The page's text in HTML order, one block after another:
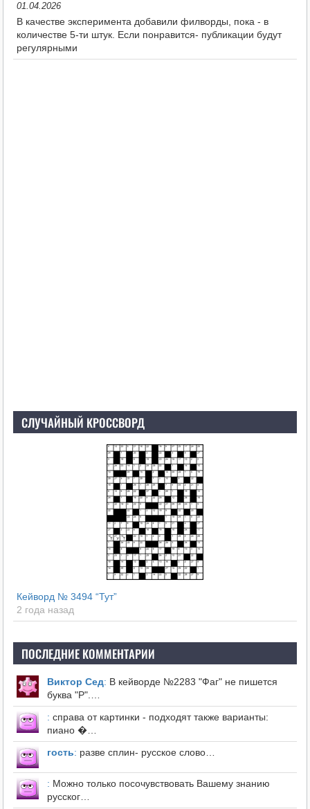
01.04.2026
В качестве эксперимента добавили филворды, пока - в
количестве 5-ти штук. Если понравится- публикации будут
регулярными
СЛУЧАЙНЫЙ КРОССВОРД
Кейворд № 3494 “Тут”
2 года назад
ПОСЛЕДНИЕ КОММЕНТАРИИ
Виктор Сед: В кейворде №2283 "Фаг" не пишется
буква "Р".…
: справа от картинки - подходят также варианты:
пиано �…
гость: разве сплин- русское слово…
: Можно только посочувствовать Вашему знанию
русског…